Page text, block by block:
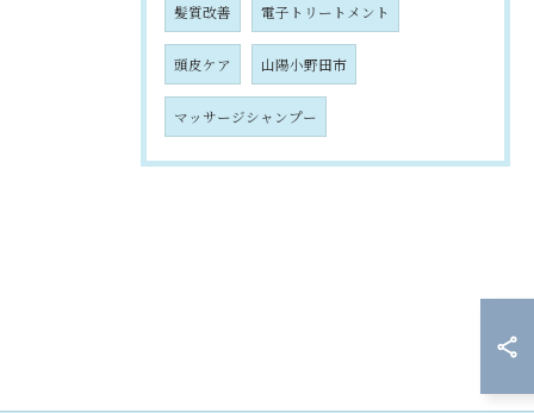
髪質改善 電子トリートメント
頭皮ケア 山陽小野田市
マッサージシャンプー